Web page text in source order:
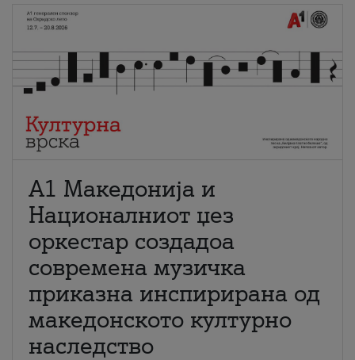
А1 Македонија и
Националниот џез
оркестар создадоа
современа музичка
приказна инспирирана од
македонското културно
наследство